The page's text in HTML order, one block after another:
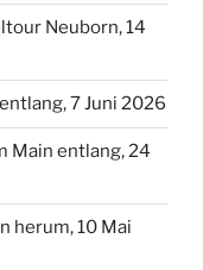
Neuborn, 14
7 Juni 2026
Main entlang, 24
herum, 10 Mai